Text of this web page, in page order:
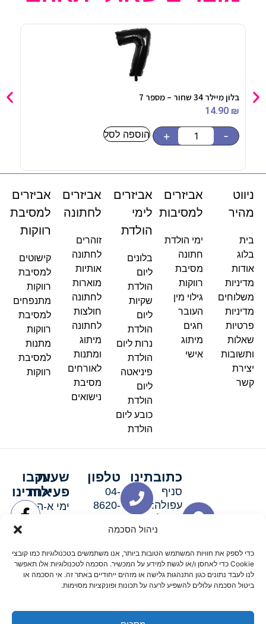
ניהול הסכמה
כדי לספק את חוויות המשתמש הטובות ביותר, אנו משתמשים בטכנולוגיות כמו קובצי
Cookie כדי לאחסן ו/או לגשת למידע על המכשיר. הסכמה לטכנולוגיות אלו תאפשר
לנו לעבד נתונים כגון התנהגות גלישה או מזהים ייחודיים באתר זה. אי הסכמה או
ביטול הסכמה עלולים להשפיע לרעה על תכונות ופונקציות מסוימות.
בלון מיילר 34 שחור – מספר 7
14.90 ₪
-
+ הוספה לסל
בלון
ניווט
מהיר
בית
בלוג
אודות
מדיניות
משלוחים
מדיניות
פרטיות
שאלות
ותשובות
יצירת
קשר
אביזרים
למסיבות
ימי הולדת
חתונה
מסיבת
רווקות
גילוי מין
העובר
חגים
מיתוג
אישי
אביזרים
לימי
הולדת
בלונים
ליום
הולדת
שקיות
ליום
הולדת
נרות ליום
הולדת
פיניאטה
ליום
הולדת
כובע ליום
הולדת
אביזרים
לחתונה
זוהרים
לחתונה
אותיות
מוארות
לחתונה
חולצות
לחתונה
מיתוג
ומתנות
לאורחים
מסיבת
נישואים
אביזרים
למסיבת
רווקות
קישוטים
למסיבת
רווקות
מתנפחים
למסיבת
רווקות
מתנות
למסיבת
רווקות
כתובתינו
סניף
עפולה:
סניף מגדל
האלה 19
טלפון
04-
8620-
שעות
פעילות
ימי א-ה:
ימי שישי
וערבי חג:
8:30-
15:00
עקבו
אחרינו